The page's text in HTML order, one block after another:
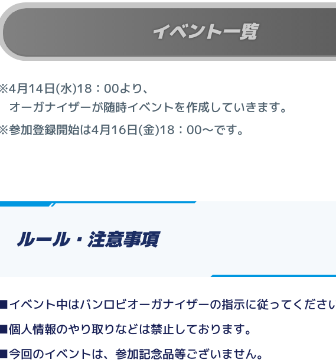
イベント一覧
月14日(水)18：00より、
オーガナイザーが随時イベントを作成していきます。
参加登録開始は4月16日(金)18：00～です。
ルール・注意事項
イベント中はバンロビオーガナイザーの指示に従ってくださ
個人情報のやり取りなどは禁止しております。
今回のイベントは、参加記念品等ございません。